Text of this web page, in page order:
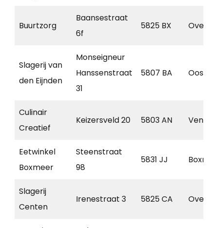
Buurtzorg
Baansestraat
6f
5825 BX
Slagerij van
den Eijnden
Monseigneur
Hanssenstraat
31
5807 BA
Culinair
Creatief
Keizersveld 20 5803 AN Venray
Eetwinkel
Boxmeer
Steenstraat
98
5831 JJ
Slagerij
Centen
Irenestraat 3 5825 CA